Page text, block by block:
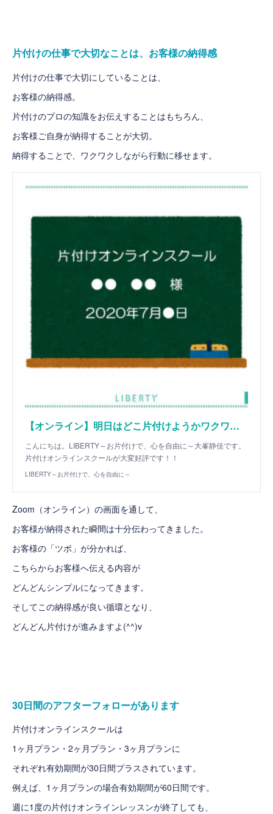
片付けの仕事で大切なことは、お客様の納得感
片付けの仕事で大切にしていることは、
お客様の納得感。
片付けのプロの知識をお伝えすることはもちろん、
お客様ご自身が納得することが大切。
納得することで、ワクワクしながら行動に移せます。
【オンライン】明日はどこ片付けようかワクワクしちゃう！
こんにちは。LIBERTY～お片付けで、心を自由に～大峯静佳です。
片付けオンラインスクールが大変好評です！！
LIBERTY～お片付けで、心を自由に～
Zoom（オンライン）の画面を通して、
お客様が納得された瞬間は十分伝わってきました。
お客様の「ツボ」が分かれば、
こちらからお客様へ伝える内容が
どんどんシンプルになってきます。
そしてこの納得感が良い循環となり、
どんどん片付けが進みますよ(^^)v
30日間のアフターフォローがあります
片付けオンラインスクールは
1ヶ月プラン・2ヶ月プラン・3ヶ月プランに
それぞれ有効期間が30日間プラスされています。
例えば、1ヶ月プランの場合有効期間が60日間です。
週に1度の片付けオンラインレッスンが終了しても、